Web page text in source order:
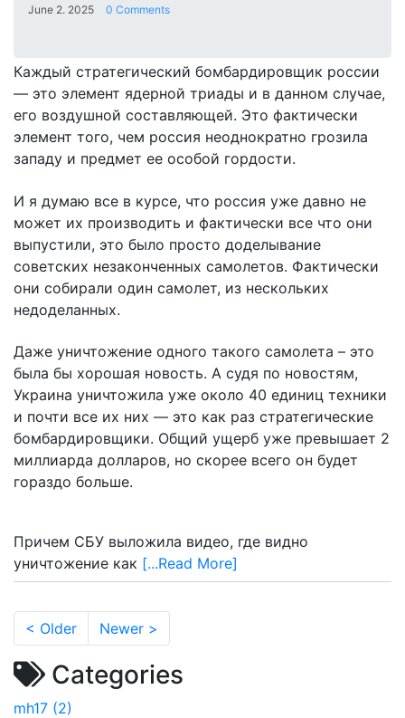
June 2. 2025 0 Comments
Каждый стратегический бомбардировщик россии
— это элемент ядерной триады и в данном случае,
его воздушной составляющей. Это фактически
элемент того, чем россия неоднократно грозила
западу и предмет ее особой гордости.
И я думаю все в курсе, что россия уже давно не
может их производить и фактически все что они
выпустили, это было просто доделывание
советских незаконченных самолетов. Фактически
они собирали один самолет, из нескольких
недоделанных.
Даже уничтожение одного такого самолета – это
была бы хорошая новость. А судя по новостям,
Украина уничтожила уже около 40 единиц техники
и почти все их них — это как раз стратегические
бомбардировщики. Общий ущерб уже превышает 2
миллиарда долларов, но скорее всего он будет
гораздо больше.
Причем СБУ выложила видео, где видно
уничтожение как [...Read More]
< Older Newer >
Categories
mh17 (2)